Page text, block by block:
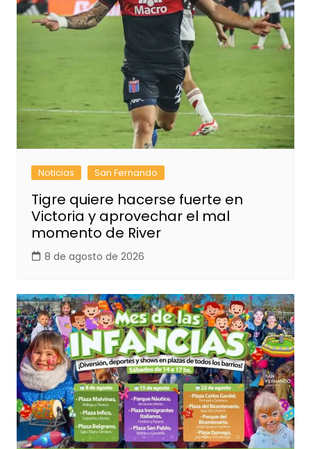
Noticias San Fernando
Tigre quiere hacerse fuerte en
Victoria y aprovechar el mal
momento de River
8 de agosto de 2026